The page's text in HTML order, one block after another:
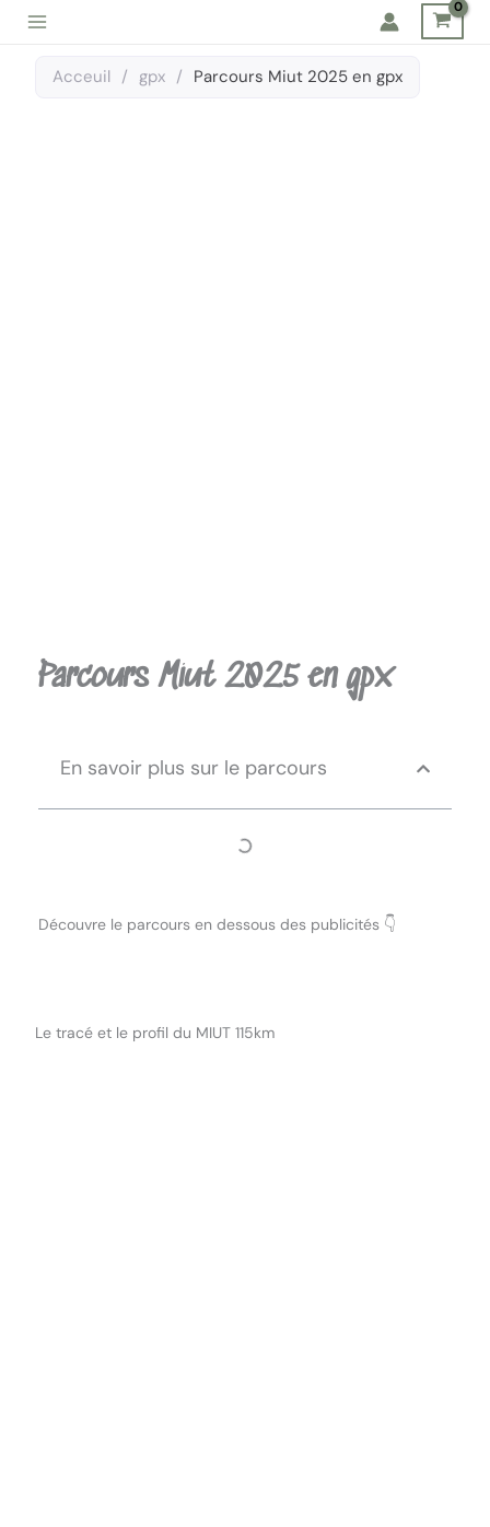
Aller
contenuAcceuil / gpx / Parcours Miut 2025 en gpx
Parcours Miut 2025 en gpx
En savoir plus sur le parcours
Découvre le parcours en dessous des publicités 👇
Le tracé et le profil du MIUT 115km